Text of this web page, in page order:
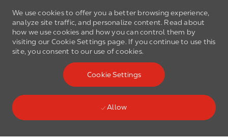
We use cookies to offer you a better browsing experience,
analyze site traffic, and personalize content. Read about
how we use cookies and how you can control them by
visiting our Cookie Settings page. If you continue to use this
site, you consent to our use of cookies.
Cookie Settings
Allow
Skip to main content